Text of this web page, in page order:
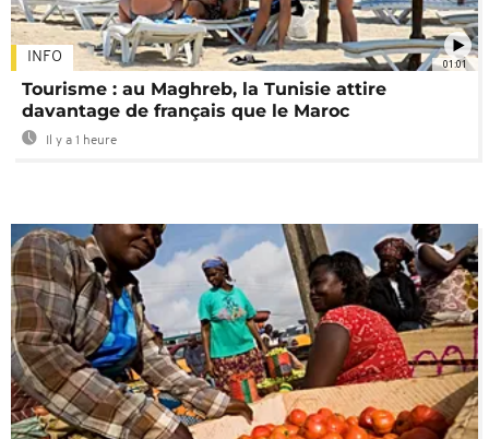
01:01
INFO
Tourisme : au Maghreb, la Tunisie attire
davantage de français que le Maroc
Il y a 1 heure